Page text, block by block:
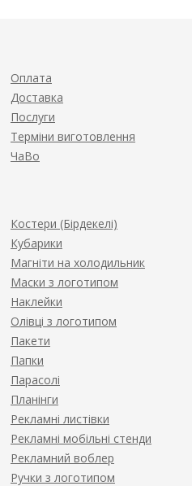
Оплата
Доставка
Послуги
Терміни виготовлення
ЧаВо
Костери (Бірдекелі)
Кубарики
Магніти на холодильник
Маски з логотипом
Наклейки
Олівці з логотипом
Пакети
Папки
Парасолі
Планінги
Рекламні листівки
Рекламні мобільні стенди
Рекламний воблер
Ручки з логотипом